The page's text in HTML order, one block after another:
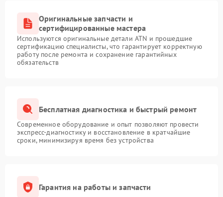
Оригинальные запчасти и
сертифицированные мастера
Используются оригинальные детали ATN и прошедшие
сертификацию специалисты, что гарантирует корректную
работу после ремонта и сохранение гарантийных
обязательств
Бесплатная диагностика и быстрый ремонт
Современное оборудование и опыт позволяют провести
экспресс-диагностику и восстановление в кратчайшие
сроки, минимизируя время без устройства
Гарантия на работы и запчасти